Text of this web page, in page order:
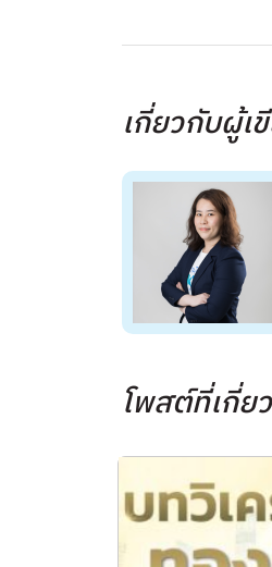
เกี่ยวกับผู้เ
โพสต์ที่เกี่ย